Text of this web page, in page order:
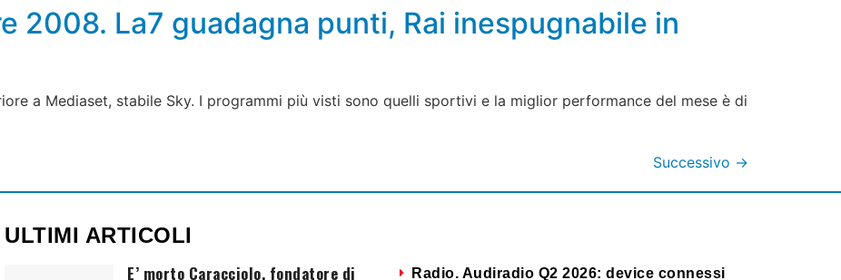
2008. La7 guadagna punti, Rai inespugnabile in
a Mediaset, stabile Sky. I programmi più visti sono quelli sportivi e la miglior performance del mese è di
Successivo →
ULTIMI ARTICOLI
E’ morto Caracciolo, fondatore di
Radio. Audiradio Q2 2026: device connessi